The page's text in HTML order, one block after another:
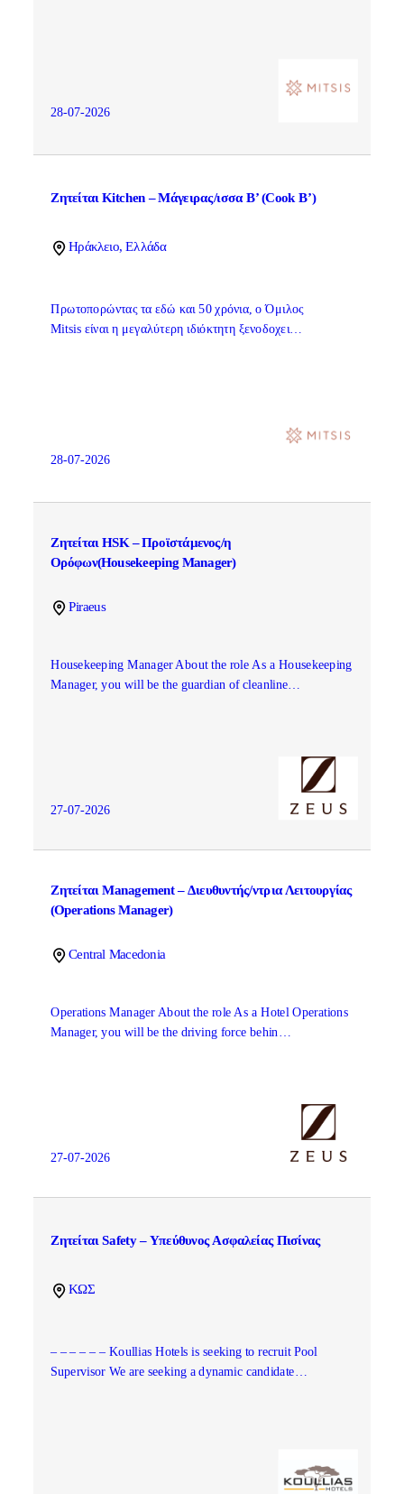
28-07-2026
Ζητείται Kitchen – Μάγειρας/ισσα Β’ (Cook B’)
Ηράκλειο, Ελλάδα
Πρωτοπορώντας τα εδώ και 50 χρόνια, ο Όμιλος
Mitsis είναι η μεγαλύτερη ιδιόκτητη ξενοδοχει…
28-07-2026
Ζητείται HSK – Προϊστάμενος/η
Ορόφων(Housekeeping Manager)
Piraeus
Housekeeping Manager About the role As a Housekeeping
Manager, you will be the guardian of cleanline…
27-07-2026
Ζητείται Management – Διευθυντής/ντρια Λειτουργίας
(Operations Manager)
Central Macedonia
Operations Manager About the role As a Hotel Operations
Manager, you will be the driving force behin…
27-07-2026
Ζητείται Safety – Υπεύθυνος Ασφαλείας Πισίνας
ΚΩΣ
– – – – – – Koullias Hotels is seeking to recruit Pool
Supervisor We are seeking a dynamic candidate…